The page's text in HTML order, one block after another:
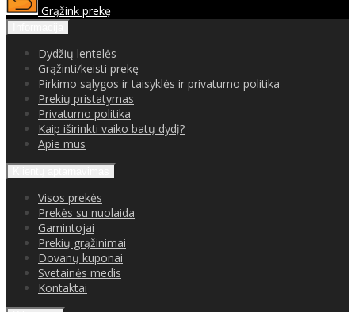
Grąžink prekę
Dydžių lentelės
Grąžinti/keisti prekę
Pirkimo sąlygos ir taisyklės ir privatumo politika
Prekių pristatymas
Privatumo politika
Kaip iširinkti vaiko batų dydį?
Apie mus
Visos prekės
Prekės su nuolaida
Gamintojai
Prekių grąžinimai
Dovanų kuponai
Svetainės medis
Kontaktai